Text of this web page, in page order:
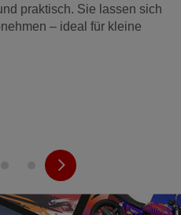
praktisch. Sie lassen sich
– ideal für kleine